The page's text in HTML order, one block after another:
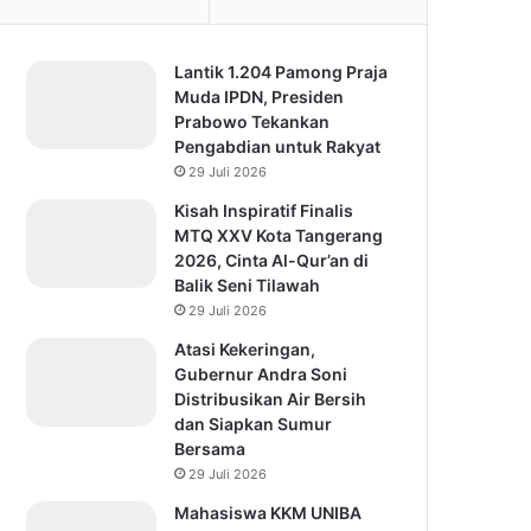
Lantik 1.204 Pamong Praja
Muda IPDN, Presiden
Prabowo Tekankan
Pengabdian untuk Rakyat
29 Juli 2026
Kisah Inspiratif Finalis
MTQ XXV Kota Tangerang
2026, Cinta Al-Qur’an di
Balik Seni Tilawah
29 Juli 2026
Atasi Kekeringan,
Gubernur Andra Soni
Distribusikan Air Bersih
dan Siapkan Sumur
Bersama
29 Juli 2026
Mahasiswa KKM UNIBA